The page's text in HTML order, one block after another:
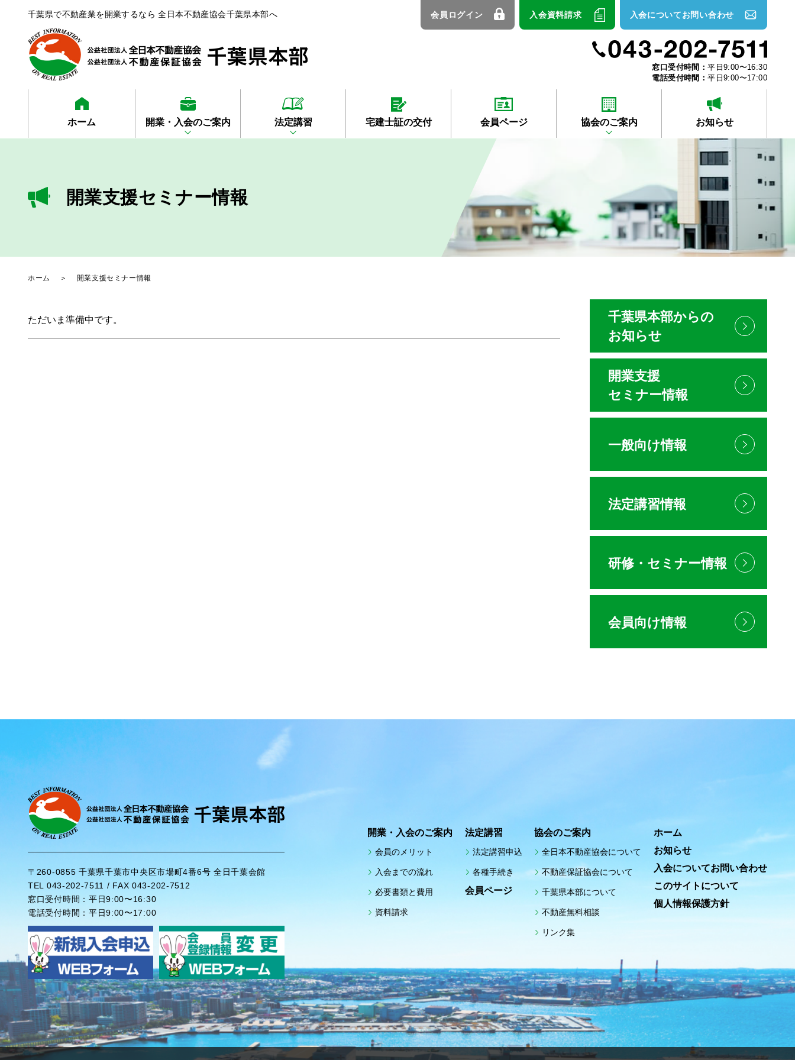
千葉県で不動産業を開業するなら 全日本不動産協会千葉県本部へ 会員ログイン 入会資料請求 入会についてお問い合わせ
窓口受付時間：平日9:00〜16:30
電話受付時間：平日9:00〜17:00
ホーム 開業・入会のご案内 法定講習 宅建士証の交付 会員ページ 協会のご案内 お知らせ
開業支援セミナー情報
ホーム ＞ 開業支援セミナー情報
ただいま準備中です。
千葉県本部からの
お知らせ
開業支援
セミナー情報
一般向け情報
法定講習情報
研修・セミナー情報
会員向け情報
〒260-0855 千葉県千葉市中央区市場町4番6号 全日千葉会館
TEL 043-202-7511 / FAX 043-202-7512
窓口受付時間：平日9:00〜16:30
電話受付時間：平日9:00〜17:00
開業・入会のご案内
会員のメリット
入会までの流れ
必要書類と費用
資料請求
法定講習
法定講習申込
各種手続き
会員ページ
協会のご案内
全日本不動産協会について
不動産保証協会について
千葉県本部について
不動産無料相談
リンク集
ホーム
お知らせ
入会についてお問い合わせ
このサイトについて
個人情報保護方針